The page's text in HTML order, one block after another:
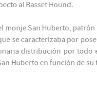
al Basset Hound.
monje San Huberto,
se caracterizaba por
distribución por todo
Huberto en función de su